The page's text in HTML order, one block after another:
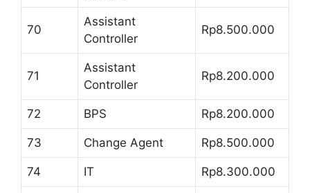
70
Assistant
Controller
Rp8.500.000
71
Assistant
Controller
Rp8.200.000
72 BPS Rp8.200.000
73 Change Agent Rp8.500.000
74 IT Rp8.300.000